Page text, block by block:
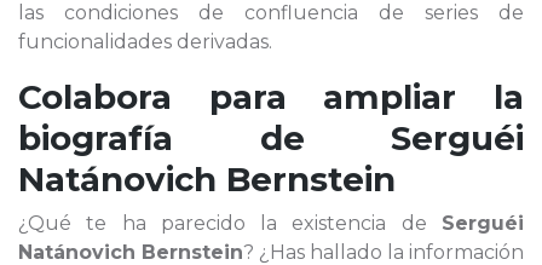
las condiciones de confluencia de series de
funcionalidades derivadas.
Colabora para ampliar la
biografía de Serguéi
Natánovich Bernstein
¿Qué te ha parecido la existencia de Serguéi
Natánovich Bernstein? ¿Has hallado la información